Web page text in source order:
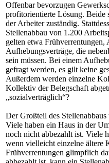
Offenbar bevorzugen
profitorientierte Lösung. Beide
der Arbeiter zuständig.
Stellenabbau von 1.200
gelten etwa Frühverrentungen,
Aufhebungsverträge, die
sein müssen. Bei einem
gefragt werden, es gilt keine
Außerdem werden einzelne
Kollektiv der Belegschaft
„sozialverträglich“?
Der Großteil des
Viele haben ein Haus in der
noch nicht abbezahlt ist. Viele
wenn vielleicht einzelne ältere
Frühverrentungen glimpflich